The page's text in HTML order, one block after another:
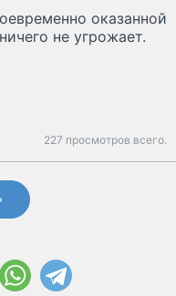
оказанной
не угрожает.
227 просмотров всего.